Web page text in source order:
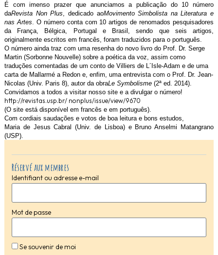
Réservé aux membres
Identifiant ou adresse e-mail
Mot de passe
Se souvenir de moi
É com imenso prazer que anunciamos a publicação do 10 número
daRevista Non Plus , dedicado aoMovimento Simbolista na Literatura e
nas Artes . O número conta com 10 artigos de renomados pesquisadores
da França, Bélgica, Portugal e Brasil, sendo que seis artigos,
originalmente escritos em francês, foram traduzidos para o português.
O número ainda traz com uma resenha do novo livro do Prof. Dr. Serge
Martin (Sorbonne Nouvelle) sobre a poética da voz, assim como
traduções comentadas de um conto de Villiers de L´Isle-Adam e de uma
carta de Mallarmé a Redon e, enfim, uma entrevista com o Prof. Dr. Jean-
Nicolas (Univ. Paris 8), autor da obraLe Symbolisme(2ª ed. 2014).
Convidamos a todos a visitar nosso site e a divulgar o número!
http://revistas.usp.br/ nonplus/issue/view/9670
(O site está disponível em francês e em português).
Com cordiais saudações e votos de boa leitura e bons estudos,
Maria de Jesus Cabral (Univ. de Lisboa) e Bruno Anselmi Matangrano
(USP).